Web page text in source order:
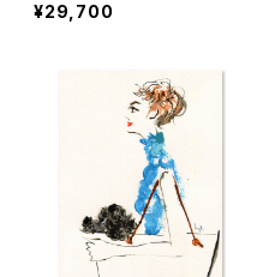
¥29,700